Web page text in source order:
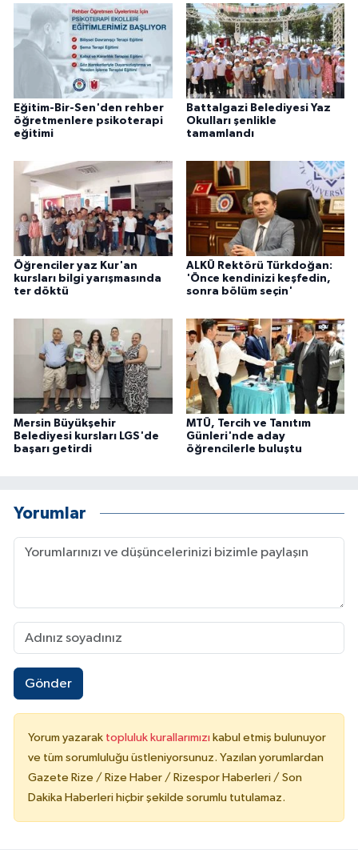
Eğitim-Bir-Sen'den rehber
öğretmenlere psikoterapi
eğitimi
Battalgazi Belediyesi Yaz
Okulları şenlikle
tamamlandı
Öğrenciler yaz Kur'an
kursları bilgi yarışmasında
ter döktü
ALKÜ Rektörü Türkdoğan:
'Önce kendinizi keşfedin,
sonra bölüm seçin'
Mersin Büyükşehir
Belediyesi kursları LGS'de
başarı getirdi
MTÜ, Tercih ve Tanıtım
Günleri'nde aday
öğrencilerle buluştu
Yorumlar
Gönder
Yorum yazarak topluluk kurallarımızı kabul etmiş bulunuyor
ve tüm sorumluluğu üstleniyorsunuz. Yazılan yorumlardan
Gazete Rize / Rize Haber / Rizespor Haberleri / Son
Dakika Haberleri hiçbir şekilde sorumlu tutulamaz.